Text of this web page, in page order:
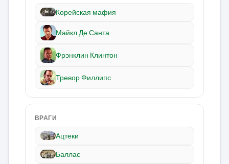
Корейская мафия
Майкл Де Санта
Фрэнклин Клинтон
Тревор Филлипс
ВРАГИ
Ацтеки
Баллас